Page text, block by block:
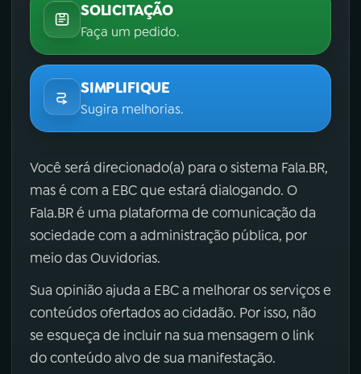
SOLICITAÇÃO
Faça um pedido.
SIMPLIFIQUE
Sugira melhorias.
Você será direcionado(a) para o sistema Fala.BR,
mas é com a EBC que estará dialogando. O
Fala.BR é uma plataforma de comunicação da
sociedade com a administração pública, por
meio das Ouvidorias.
Sua opinião ajuda a EBC a melhorar os serviços e
conteúdos ofertados ao cidadão. Por isso, não
se esqueça de incluir na sua mensagem o link
do conteúdo alvo de sua manifestação.